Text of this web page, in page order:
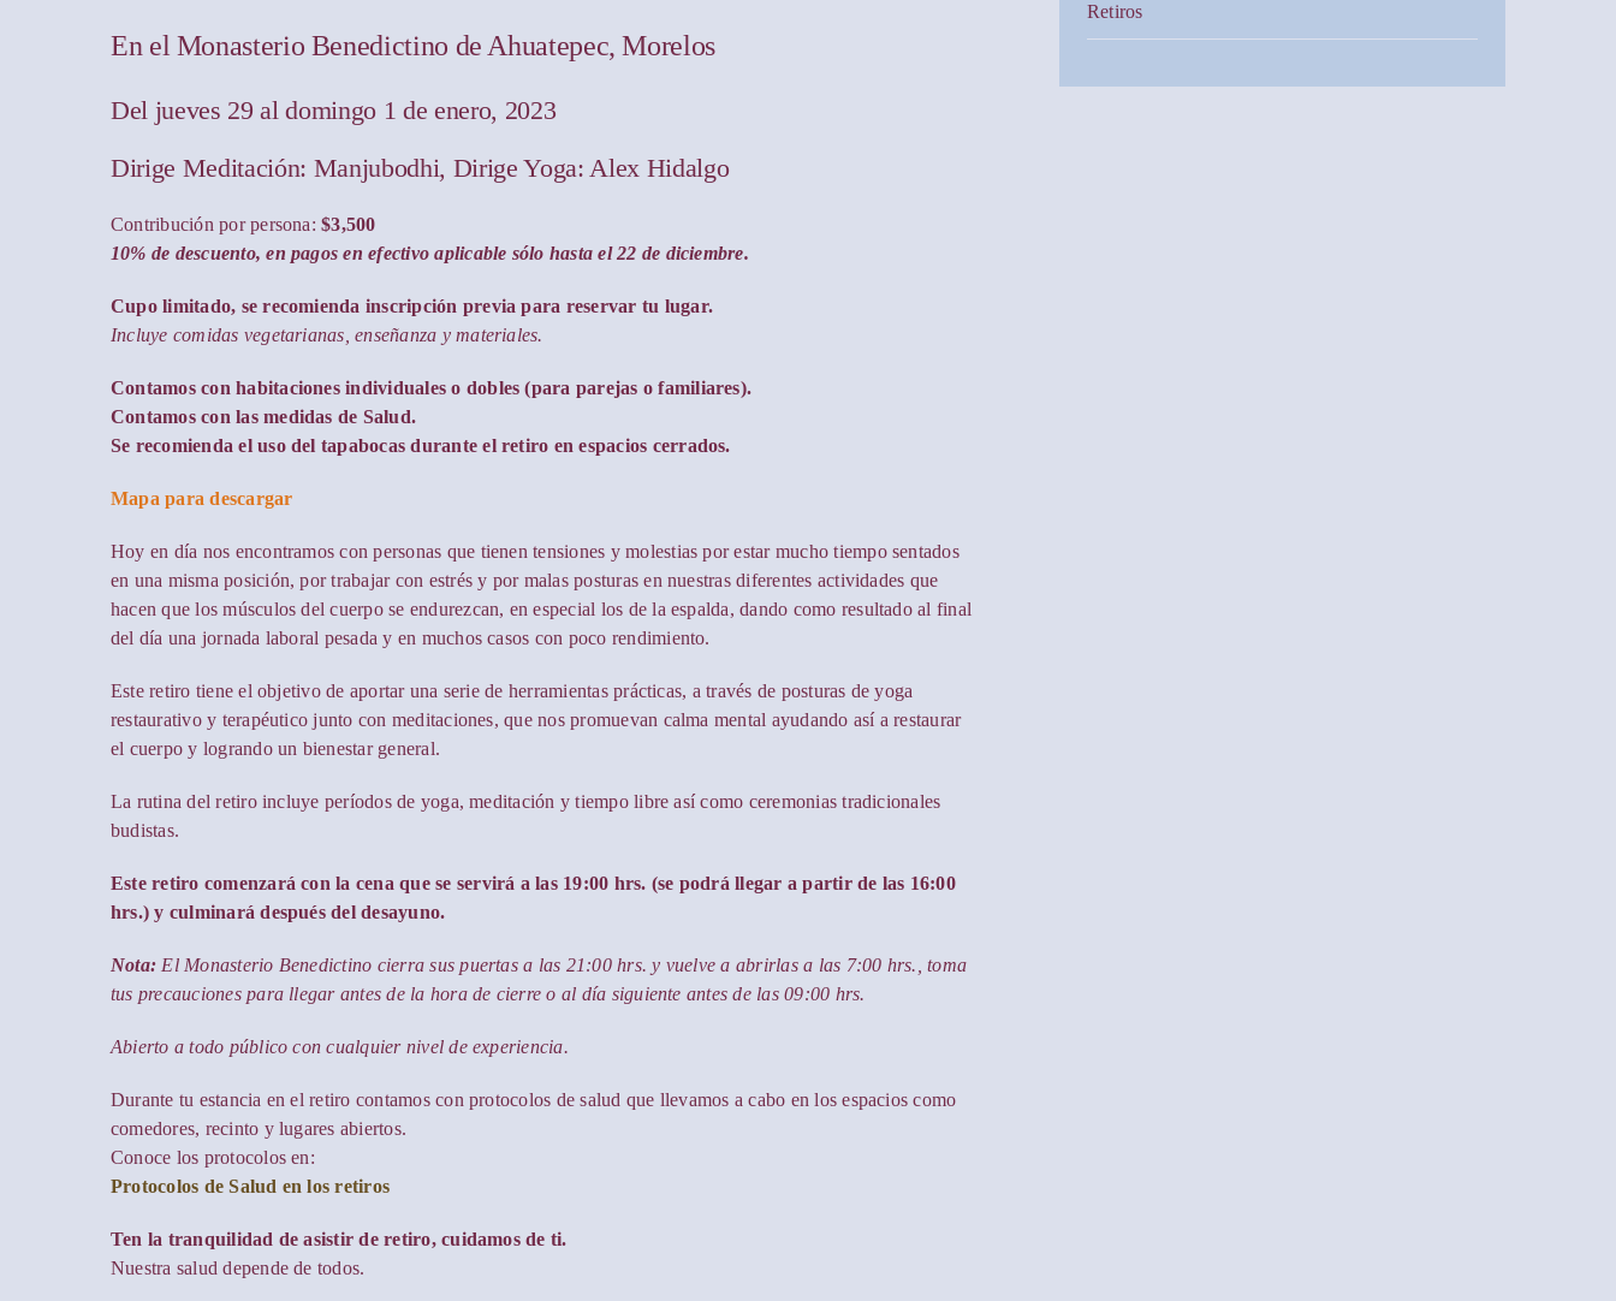
En el Monasterio Benedictino de Ahuatepec, Morelos
Del jueves 29 al domingo 1 de enero, 2023
Dirige Meditación: Manjubodhi, Dirige Yoga: Alex Hidalgo
Contribución por persona: $3,500
10% de descuento, en pagos en efectivo aplicable sólo hasta el 22 de diciembre.
Cupo limitado, se recomienda inscripción previa para reservar tu lugar.
Incluye comidas vegetarianas, enseñanza y materiales.
Contamos con habitaciones individuales o dobles (para parejas o familiares).
Contamos con las medidas de Salud.
Se recomienda el uso del tapabocas durante el retiro en espacios cerrados.
Mapa para descargar
Hoy en día nos encontramos con personas que tienen tensiones y molestias por estar mucho tiempo sentados
en una misma posición, por trabajar con estrés y por malas posturas en nuestras diferentes actividades que
hacen que los músculos del cuerpo se endurezcan, en especial los de la espalda, dando como resultado al final
del día una jornada laboral pesada y en muchos casos con poco rendimiento.
Este retiro tiene el objetivo de aportar una serie de herramientas prácticas, a través de posturas de yoga
restaurativo y terapéutico junto con meditaciones, que nos promuevan calma mental ayudando así a restaurar
el cuerpo y logrando un bienestar general.
La rutina del retiro incluye períodos de yoga, meditación y tiempo libre así como ceremonias tradicionales
budistas.
Este retiro comenzará con la cena que se servirá a las 19:00 hrs. (se podrá llegar a partir de las 16:00
hrs.) y culminará después del desayuno.
Nota: El Monasterio Benedictino cierra sus puertas a las 21:00 hrs. y vuelve a abrirlas a las 7:00 hrs., toma
tus precauciones para llegar antes de la hora de cierre o al día siguiente antes de las 09:00 hrs.
Abierto a todo público con cualquier nivel de experiencia.
Durante tu estancia en el retiro contamos con protocolos de salud que llevamos a cabo en los espacios como
comedores, recinto y lugares abiertos.
Conoce los protocolos en:
Protocolos de Salud en los retiros
Ten la tranquilidad de asistir de retiro, cuidamos de ti.
Nuestra salud depende de todos.
Retiros